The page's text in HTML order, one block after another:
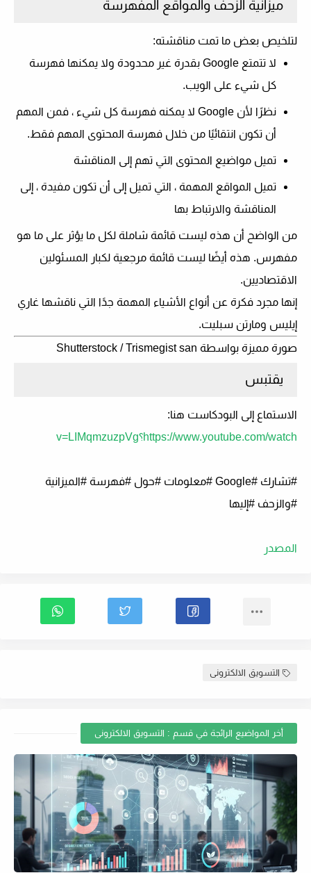
ميزانية الزحف والمواقع المفهرسة
لتلخيص بعض ما تمت مناقشته:
لا تتمتع Google بقدرة غير محدودة ولا يمكنها فهرسة
كل شيء على الويب.
نظرًا لأن Google لا يمكنه فهرسة كل شيء ، فمن المهم
أن تكون انتقائيًا من خلال فهرسة المحتوى المهم فقط.
تميل مواضيع المحتوى التي تهم إلى المناقشة
تميل المواقع المهمة ، التي تميل إلى أن تكون مفيدة ، إلى
المناقشة والارتباط بها
من الواضح أن هذه ليست قائمة شاملة لكل ما يؤثر على ما هو
مفهرس. هذه أيضًا ليست قائمة مرجعية لكبار المسئولين
الاقتصاديين.
إنها مجرد فكرة عن أنواع الأشياء المهمة جدًا التي ناقشها غاري
إيليس ومارتن سبليت.
صورة مميزة بواسطة Shutterstock / Trismegist san
يقتبس
الاستماع إلى البودكاست هنا:
https://www.youtube.com/watch؟v=LIMqmzuzpVg
#تشارك #Google #معلومات #حول #فهرسة #الميزانية
#والزحف #إليها
المصدر
التسويق الالكترونى
أخر المواضيع الرائجة في قسم : التسويق الالكترونى